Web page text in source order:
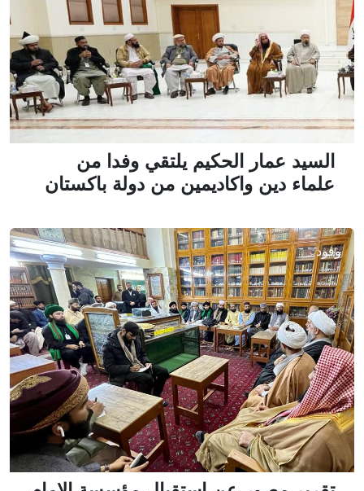
السيد عمار الحكيم يلتقي وفدا من
علماء دين واكاديمين من دولة باكستان
وفود